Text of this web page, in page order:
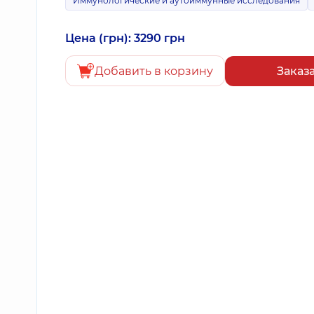
Цена (грн): 3290 грн
Добавить в корзину